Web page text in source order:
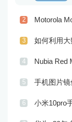
2
3 如何利用
4
5 手机图片
6 小米10pro